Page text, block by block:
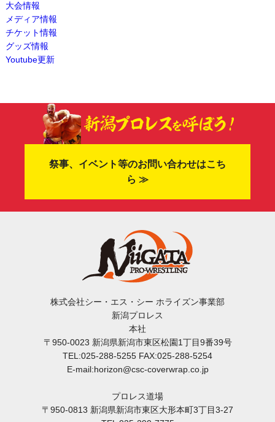
大会情報
メディア情報
チケット情報
グッズ情報
Youtube更新
祭事、イベント等のお問い合わせはこち
ら ≫
株式会社シー・エス・シー ホライズン事業部
新潟プロレス
本社
〒950-0023 新潟県新潟市東区松園1丁目9番39号
TEL:025-288-5255 FAX:025-288-5254
E-mail:horizon@csc-coverwrap.co.jp
プロレス道場
〒950-0813 新潟県新潟市東区大形本町3丁目3-27